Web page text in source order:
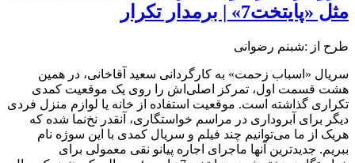
مثل «پایتخت7» | برمدار تکرار
طرح از :شبنم رضوانی
سریال «اسباب زحمت» به کارگردانی سعید آقاخانی، در همین
هشت قسمت اول، تمرکز اصلی‌اش را روی یک موقعیت کمدی
تکراری گذاشته است. موقعیت استفاده از خانه یا لوازم منزل فردی
دیگر برای آبروداری در مراسم خواستگاری، آنقدر نخ‌نما شده که
هریک از ما می‌توانیم چند فیلم و سریال کمدی با این سوژه نام
ببریم. جدیدترین آنها ماجرای اجاره پیانو نقی معمولی برای